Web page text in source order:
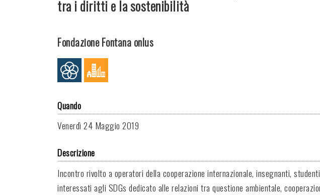
tra i diritti e la sostenibilità
Fondazione Fontana onlus
Quando
Venerdì 24 Maggio 2019
Descrizione
Incontro rivolto a operatori della cooperazione internazionale, insegnanti,
interessati agli SDGs dedicato alle relazioni tra questione ambientale,